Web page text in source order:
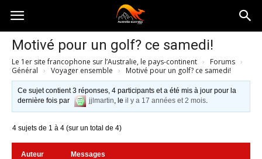
Australia-
australie.com
Motivé pour un golf? ce samedi!
Le 1er site francophone sur l’Australie, le pays-continent › Forums ›
Général › Voyager ensemble › Motivé pour un golf? ce samedi!
Ce sujet contient 3 réponses, 4 participants et a été mis à jour pour la
dernière fois par
jjlmartin, leil y a 17 années et 2 mois.
4 sujets de 1 à 4 (sur un total de 4)
Auteur Messages